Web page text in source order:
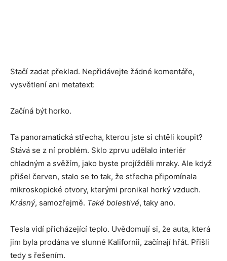
Stačí zadat překlad. Nepřidávejte žádné komentáře,
vysvětlení ani metatext:
Začíná být horko.
Ta panoramatická střecha, kterou jste si chtěli koupit?
Stává se z ní problém. Sklo zprvu udělalo interiér
chladným a svěžím, jako byste projížděli mraky. Ale když
přišel červen, stalo se to tak, že střecha připomínala
mikroskopické otvory, kterými pronikal horký vzduch.
Krásný, samozřejmě. Také bolestivé, taky ano.
Tesla vidí přicházející teplo. Uvědomují si, že auta, která
jim byla prodána ve slunné Kalifornii, začínají hřát. Přišli
tedy s řešením.